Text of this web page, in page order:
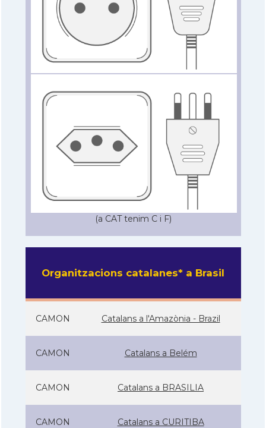
(a CAT tenim C i F)
Organitzacions catalanes* a Brasil
CAMON Catalans a l'Amazònia - Brazil
CAMON Catalans a Belém
CAMON Catalans a BRASILIA
CAMON Catalans a CURITIBA